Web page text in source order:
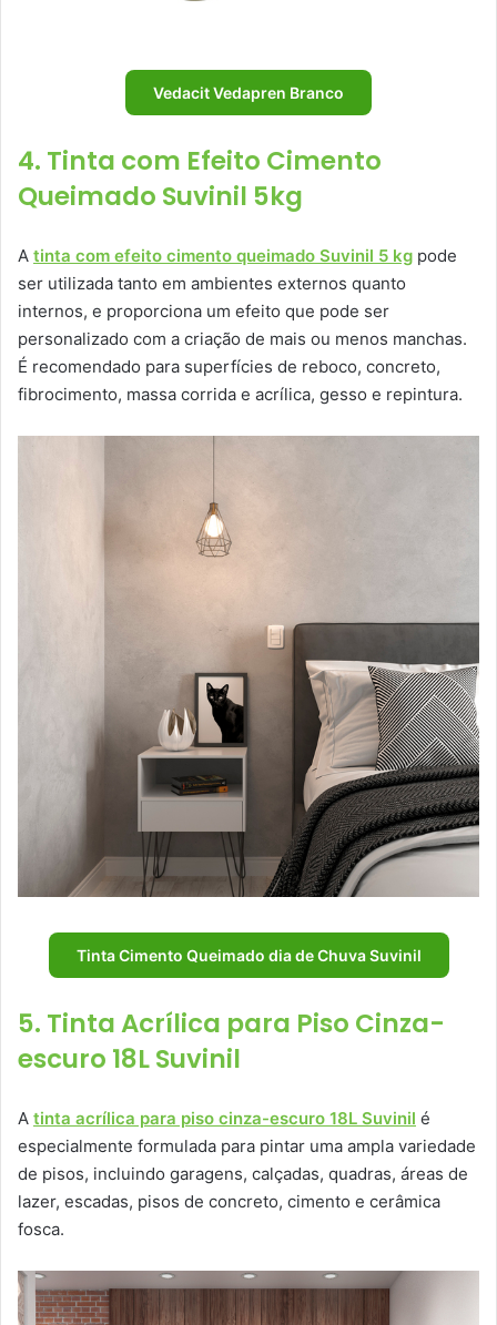
Vedacit Vedapren Branco
4. Tinta com Efeito Cimento
Queimado Suvinil 5kg
A tinta com efeito cimento queimado Suvinil 5 kg pode
ser utilizada tanto em ambientes externos quanto
internos, e proporciona um efeito que pode ser
personalizado com a criação de mais ou menos manchas.
É recomendado para superfícies de reboco, concreto,
fibrocimento, massa corrida e acrílica, gesso e repintura.
Tinta Cimento Queimado dia de Chuva Suvinil
5. Tinta Acrílica para Piso Cinza-
escuro 18L Suvinil
A tinta acrílica para piso cinza-escuro 18L Suvinil é
especialmente formulada para pintar uma ampla variedade
de pisos, incluindo garagens, calçadas, quadras, áreas de
lazer, escadas, pisos de concreto, cimento e cerâmica
fosca.